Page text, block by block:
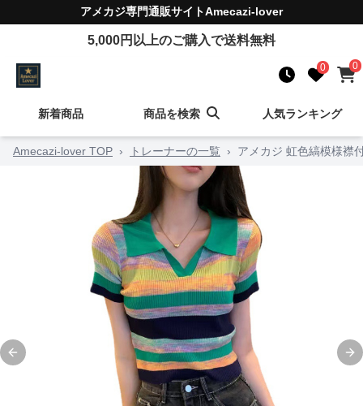
アメカジ専門通販サイトAmecazi-lover
5,000円以上のご購入で送料無料
0 0
新着商品 商品を検索 人気ランキング
Amecazi-lover TOP › トレーナーの一覧 › アメカジ 虹色縞模様襟
Previous slide